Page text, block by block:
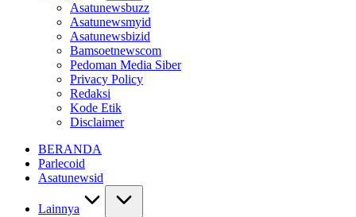
Asatunewsbuzz
Asatunewsmyid
Asatunewsbizid
Bamsoetnewscom
Pedoman Media Siber
Privacy Policy
Redaksi
Kode Etik
Disclaimer
BERANDA
Parlecoid
Asatunewsid
Lainnya